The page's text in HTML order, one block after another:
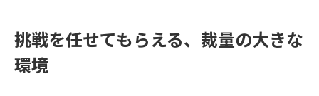
挑戦を任せてもらえる、裁量の大きな
環境